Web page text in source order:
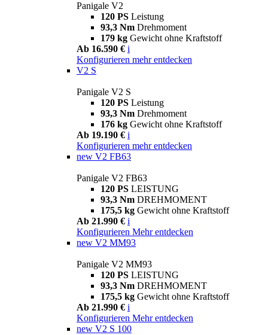
Panigale V2
120 PS Leistung
93,3 Nm Drehmoment
179 kg Gewicht ohne Kraftstoff
Ab 16.590 € i
Konfigurieren mehr entdecken
V2 S
Panigale V2 S
120 PS Leistung
93,3 Nm Drehmoment
176 kg Gewicht ohne Kraftstoff
Ab 19.190 € i
Konfigurieren mehr entdecken
new V2 FB63
Panigale V2 FB63
120 PS LEISTUNG
93,3 Nm DREHMOMENT
175,5 kg Gewicht ohne Kraftstoff
Ab 21.990 € i
Konfigurieren Mehr entdecken
new V2 MM93
Panigale V2 MM93
120 PS LEISTUNG
93,3 Nm DREHMOMENT
175,5 kg Gewicht ohne Kraftstoff
Ab 21.990 € i
Konfigurieren Mehr entdecken
new V2 S 100